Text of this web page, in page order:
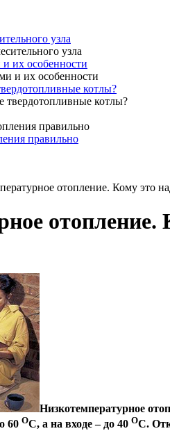
узла
их особенности
котлы?
правильно
отопление. Кому это
отопление.
Низкотемпературное
60 ОС, а на входе – до 40 ОС.